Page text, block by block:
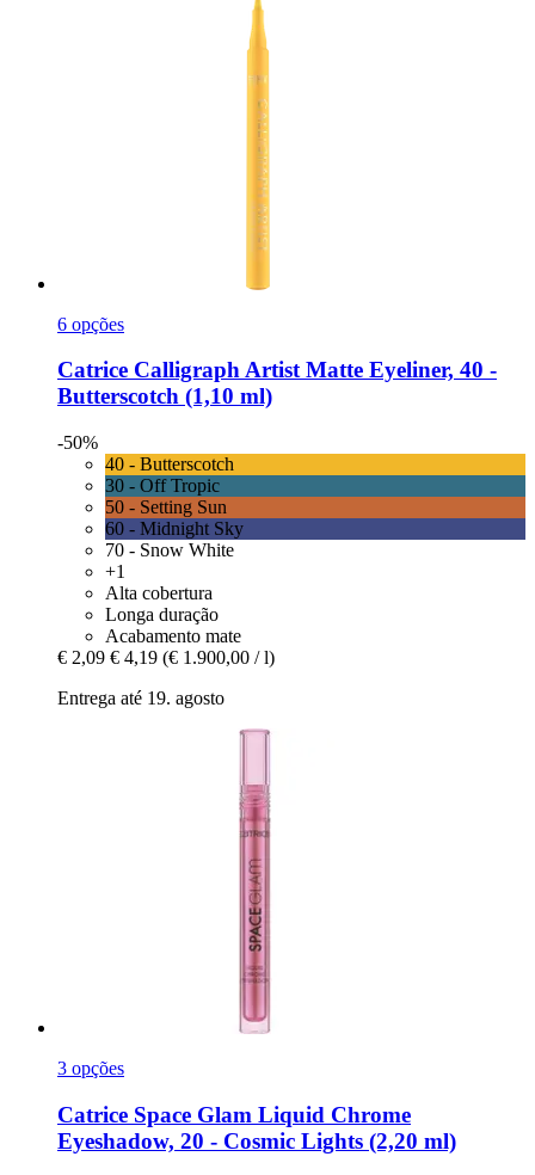
6 opções
Catrice Calligraph Artist Matte Eyeliner, 40 -​
Butterscotch (1,10 ml)
-50%
40 - Butterscotch
30 - Off Tropic
50 - Setting Sun
60 - Midnight Sky
70 - Snow White
+1
Alta cobertura
Longa duração
Acabamento mate
€ 2,09 € 4,19 (€ 1.900,00 / l)
Entrega até 19. agosto
3 opções
Catrice Space Glam Liquid Chrome
Eyeshadow, 20 -​ Cosmic Lights (2,20 ml)